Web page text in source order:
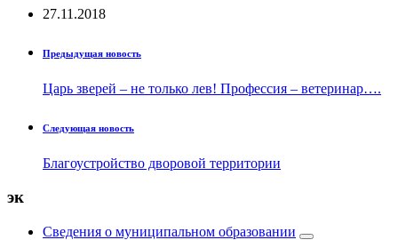
27.11.2018
Предыдущая новость
Царь зверей – не только лев! Профессия – ветеринар….
Следующая новость
Благоустройство дворовой территории
эк
Сведения о муниципальном образовании